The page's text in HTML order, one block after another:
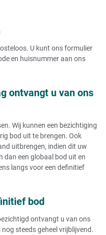
U kunt ons formulier
en huisnummer aan ons
ontvangt u van ons
Wij kunnen een bezichtiging
bod uit te brengen. Ook
uitbrengen, indien dit uw
dan een globaal bod uit en
langs voor een definitief
bod
ontvangt u van ons
steeds geheel vrijblijvend.